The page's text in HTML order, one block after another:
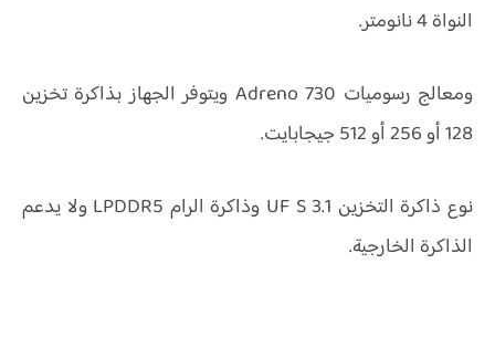
النواة 4 نانومتر.
ومعالج رسوميات Adreno 730 ويتوفر الجهاز بذاكرة تخزين
128 أو 256 أو 512 جيجابايت.
نوع ذاكرة التخزين UF S 3.1 وذاكرة الرام LPDDR5 ولا يدعم
الذاكرة الخارجية.